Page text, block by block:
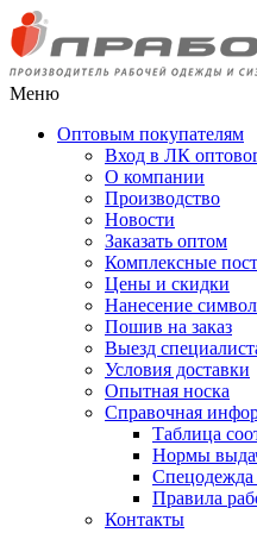
Меню
Оптовым покупателям
Вход в ЛК
О компании
Производство
Новости
Заказать оптом
Комплексные
Цены и скидки
Нанесение
Пошив на заказ
Выезд
Условия доставки
Опытная носка
Справочная
Таблица
Нормы
Спецодежда
Правила
Контакты